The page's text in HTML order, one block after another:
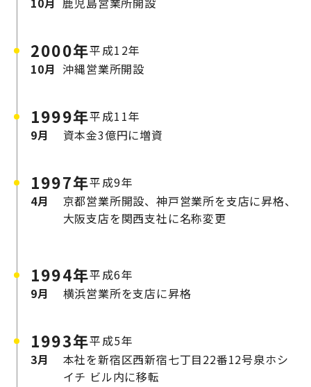
2000年平成12年
10月 沖縄営業所開設
1999年平成11年
9月
資本金3億円に増資
1997年平成9年
4月
京都営業所開設、神戸営業所を支店に昇格、
大阪支店を関西支社に名称変更
1994年平成6年
9月
横浜営業所を支店に昇格
1993年平成5年
3月
本社を新宿区西新宿七丁目22番12号泉ホシ
イチ ビル内に移転